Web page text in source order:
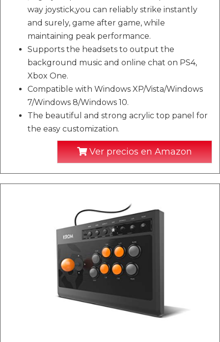
way joystick,you can reliably strike instantly
and surely, game after game, while
maintaining peak performance.
Supports the headsets to output the
background music and online chat on PS4,
Xbox One.
Compatible with Windows XP/Vista/Windows
7/Windows 8/Windows 10.
The beautiful and strong acrylic top panel for
the easy customization.
Ver precios en Amazon